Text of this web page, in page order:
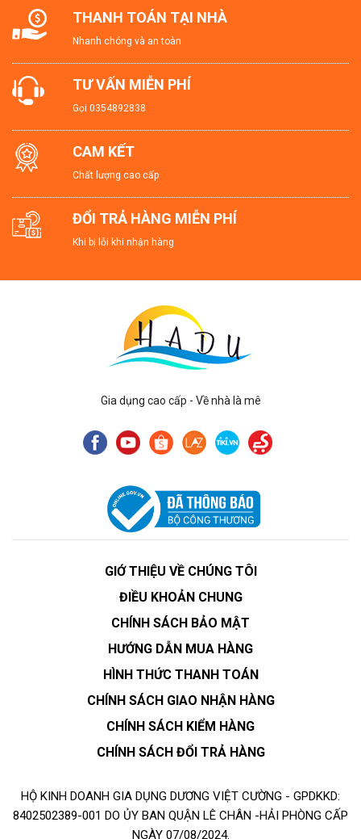
THANH TOÁN TẠI NHÀ
Nhanh chóng và an toàn
TƯ VẤN MIỄN PHÍ
Gọi 0354892838
CAM KẾT
Chất lượng cao cấp
ĐỔI TRẢ HÀNG MIỄN PHÍ
Khi bị lỗi khi nhận hàng
Gia dụng cao cấp - Về nhà là mê
GIỚ THIỆU VỀ CHÚNG TÔI
ĐIỀU KHOẢN CHUNG
CHÍNH SÁCH BẢO MẬT
HƯỚNG DẪN MUA HÀNG
HÌNH THỨC THANH TOÁN
CHÍNH SÁCH GIAO NHẬN HÀNG
CHÍNH SÁCH KIỂM HÀNG
CHÍNH SÁCH ĐỔI TRẢ HÀNG
HỘ KINH DOANH GIA DỤNG DƯƠNG VIỆT CƯỜNG - GPDKKD:
8402502389-001 DO ỦY BAN QUẬN LÊ CHÂN -HẢI PHÒNG CẤP
NGÀY 07/08/2024.